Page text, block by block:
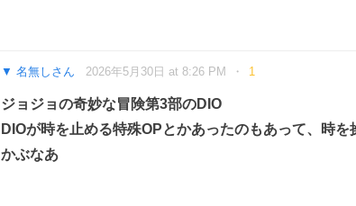
名無しさん 2026年5月30日 at 8:26 PM 1
ジョジョの奇妙な冒険第3部のDIO
DIOが時を止める特殊OPとかあったのもあって、時
かぶなあ